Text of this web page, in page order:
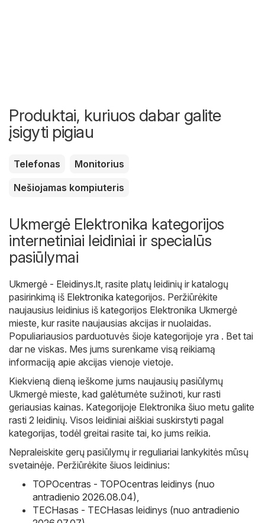
Produktai, kuriuos dabar galite
įsigyti pigiau
Telefonas
Monitorius
Nešiojamas kompiuteris
Ukmergė Elektronika kategorijos
internetiniai leidiniai ir specialūs
pasiūlymai
Ukmergė - Eleidinys.lt, rasite platų leidinių ir katalogų
pasirinkimą iš Elektronika kategorijos. Peržiūrėkite
naujausius leidinius iš kategorijos Elektronika Ukmergė
mieste, kur rasite naujausias akcijas ir nuolaidas.
Populiariausios parduotuvės šioje kategorijoje yra . Bet tai
dar ne viskas. Mes jums surenkame visą reikiamą
informaciją apie akcijas vienoje vietoje.
Kiekvieną dieną ieškome jums naujausių pasiūlymų
Ukmergė mieste, kad galėtumėte sužinoti, kur rasti
geriausias kainas. Kategorijoje Elektronika šiuo metu galite
rasti 2 leidinių. Visos leidiniai aiškiai suskirstyti pagal
kategorijas, todėl greitai rasite tai, ko jums reikia.
Nepraleiskite gerų pasiūlymų ir reguliariai lankykitės mūsų
svetainėje. Peržiūrėkite šiuos leidinius:
TOPOcentras - TOPOcentras leidinys (nuo
antradienio 2026.08.04),
TECHasas - TECHasas leidinys (nuo antradienio